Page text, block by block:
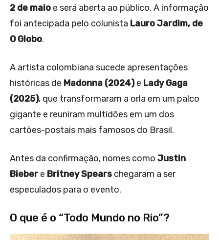
2 de maio e será aberta ao público. A informação
foi antecipada pelo colunista Lauro Jardim, de
O Globo.
A artista colombiana sucede apresentações
históricas de Madonna (2024)e Lady Gaga
(2025), que transformaram a orla em um palco
gigante e reuniram multidões em um dos
cartões-postais mais famosos do Brasil.
Antes da confirmação, nomes como Justin
Bieber e Britney Spears chegaram a ser
especulados para o evento.
O que é o “Todo Mundo no Rio”?